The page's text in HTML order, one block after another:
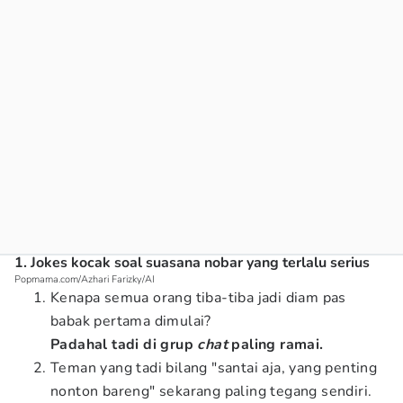
1. Jokes kocak soal suasana nobar yang terlalu serius
Popmama.com/Azhari Farizky/AI
Kenapa semua orang tiba-tiba jadi diam pas
babak pertama dimulai?
Padahal tadi di grup chatpaling ramai.
Teman yang tadi bilang "santai aja, yang penting
nonton bareng" sekarang paling tegang sendiri.